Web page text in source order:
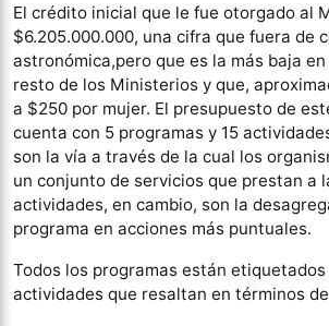
El crédito inicial que le fue otorgado al
$6.205.000.000, una cifra que fuera de
astronómica,pero que es la más baja
resto de los Ministerios y que,
a $250 por mujer. El presupuesto de
cuenta con 5 programas y 15
son la vía a través de la cual los
un conjunto de servicios que prestan a
actividades, en cambio, son la
programa en acciones más puntuales.
Todos los programas están etiquetados
actividades que resaltan en términos